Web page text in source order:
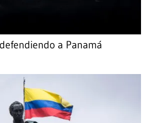
a Panamá